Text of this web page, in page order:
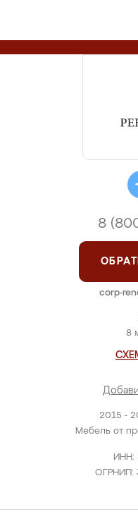
2015 -
Мебель от
ИНН:
ОГРНИП:
8
8
corp-